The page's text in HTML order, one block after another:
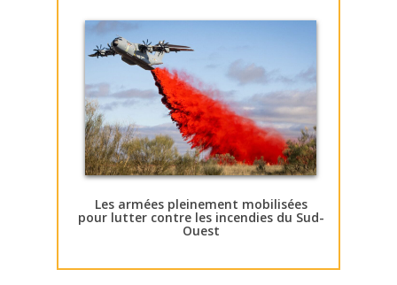
Les armées pleinement mobilisées
pour lutter contre les incendies du Sud-
Ouest